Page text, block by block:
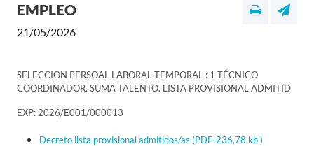
EMPLEO
21/05/2026
SELECCION PERSOAL LABORAL TEMPORAL : 1 TÉCNICO
COORDINADOR. SUMA TALENTO. LISTA PROVISIONAL ADMITID
EXP: 2026/E001/000013
Decreto lista provisional admitidos/as (PDF-236,78 kb )